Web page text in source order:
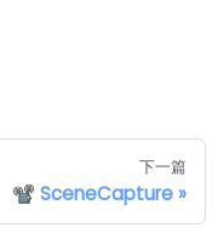
下一篇
📽️ SceneCapture